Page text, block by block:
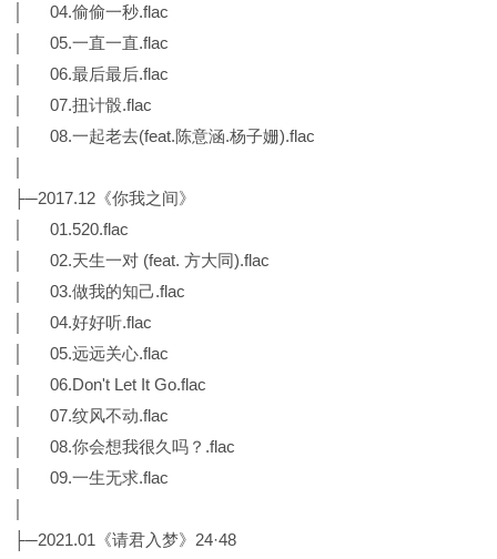
│ 04.偷偷一秒.flac
│ 05.一直一直.flac
│ 06.最后最后.flac
│ 07.扭计骰.flac
│ 08.一起老去(feat.陈意涵.杨子姗).flac
├─2017.12《你我之间》
│ 01.520.flac
│ 02.天生一对 (feat. 方大同).flac
│ 03.做我的知己.flac
│ 04.好好听.flac
│ 05.远远关心.flac
│ 06.Don't Let It Go.flac
│ 07.纹风不动.flac
│ 08.你会想我很久吗？.flac
│ 09.一生无求.flac
├─2021.01《请君入梦》24·48